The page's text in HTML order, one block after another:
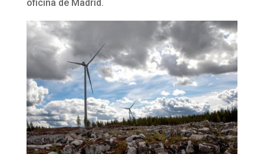
oficina de Madrid.